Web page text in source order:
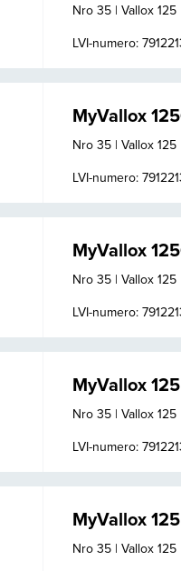
Nro 35 | Vallox 125
LVI-numero:
MyVallox
Nro 35 | Vallox 125
LVI-numero:
MyVallox
Nro 35 | Vallox 125
LVI-numero:
MyVallox
Nro 35 | Vallox 125
LVI-numero:
MyVallox
Nro 35 | Vallox 125